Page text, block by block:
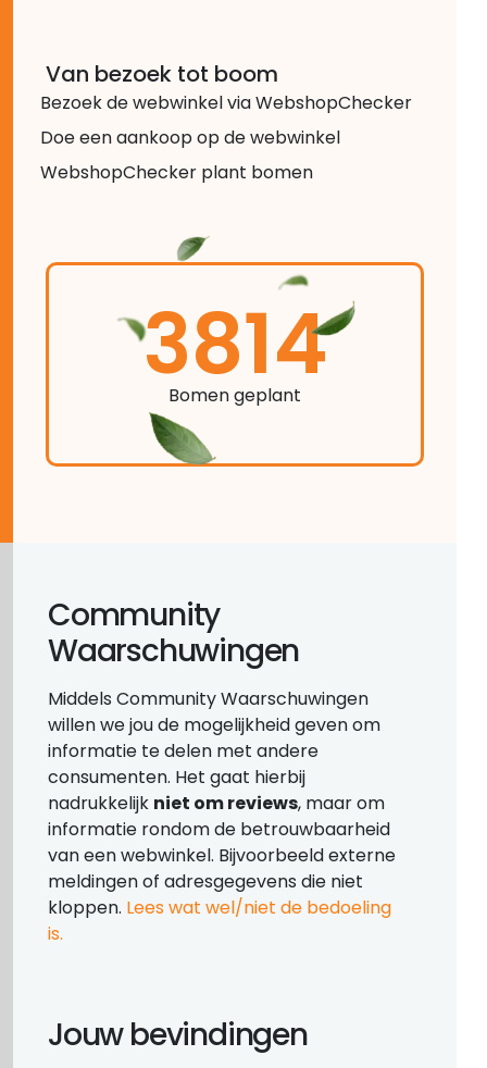
Van bezoek tot boom
Bezoek de webwinkel via WebshopChecker
Doe een aankoop op de webwinkel
WebshopChecker plant bomen
3814
Bomen geplant
Community
Waarschuwingen
Middels Community Waarschuwingen
willen we jou de mogelijkheid geven om
informatie te delen met andere
consumenten. Het gaat hierbij
nadrukkelijk niet om reviews, maar om
informatie rondom de betrouwbaarheid
van een webwinkel. Bijvoorbeeld externe
meldingen of adresgegevens die niet
kloppen. Lees wat wel/niet de bedoeling
is.
Jouw bevindingen